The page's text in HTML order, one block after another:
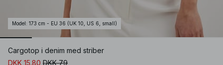
Model : 173 cm - EU 36 (UK 10, US 6, small)
Cargotop i denim med striber
DKK 15.80 DKK 79